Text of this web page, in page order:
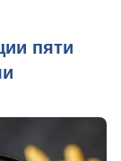
пяти